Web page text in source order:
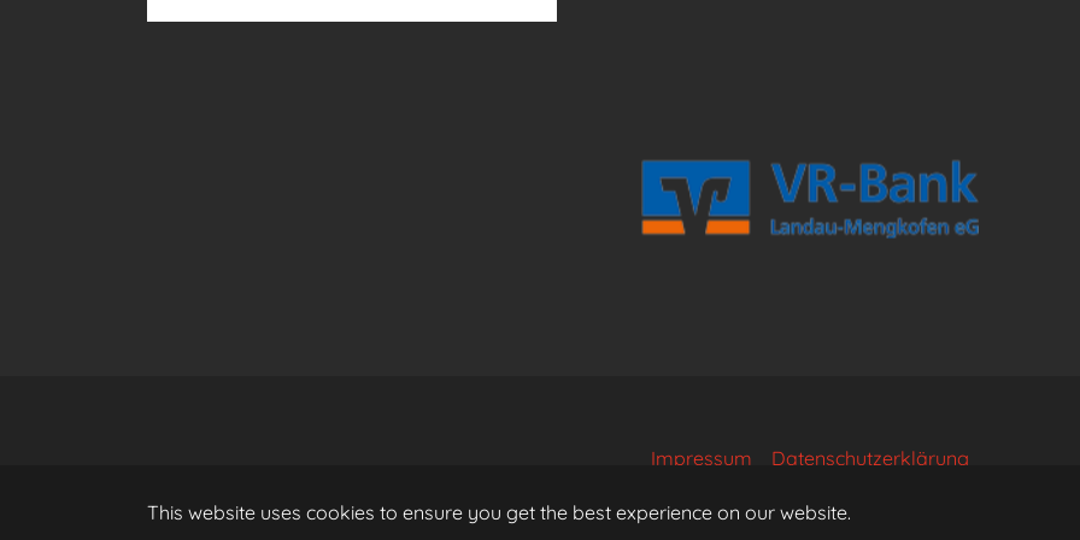
This website uses cookies to ensure you get the best experience on our website.
Impressum Datenschutzerklärung